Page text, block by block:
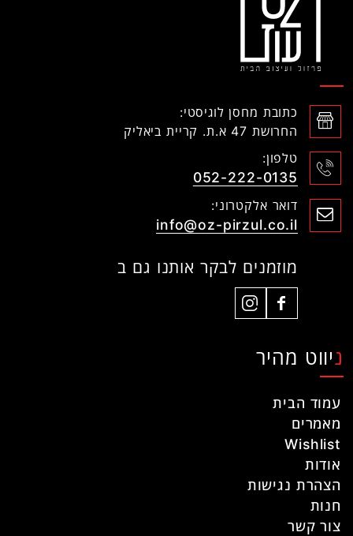
כתובת מחסן לוגיסטי:
החרושת 47 א.ת. קריית ביאליק
טלפון:
052-222-0135
דואר אלקטרוני:
info@oz-pirzul.co.il
מוזמנים לבקר אותנו גם ב
ניווט מהיר
עמוד הבית
מאמרים
Wishlist
אודות
הצהרת נגישות
חנות
צור קשר